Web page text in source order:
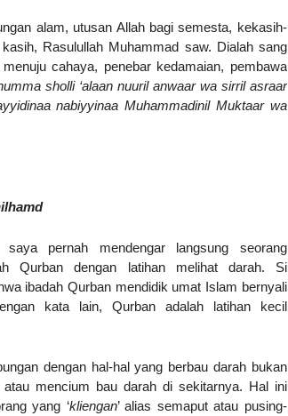
alam, utusan Allah bagi semesta, kekasih-
Rasulullah Muhammad saw. Dialah sang
cahaya, penebar kedamaian, pembawa
sholli ‘alaan nuuril anwaar wa sirril asraar
nabiyyinaa Muhammadinil Muktaar wa
pernah mendengar langsung seorang
Qurban dengan latihan melihat darah. Si
ibadah Qurban mendidik umat Islam bernyali
kata lain, Qurban adalah latihan kecil
dengan hal-hal yang berbau darah bukan
mencium bau darah di sekitarnya. Hal ini
yang ‘kliengan’ alias semaput atau pusing-